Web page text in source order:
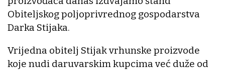
Obiteljskog poljoprivrednog gospodarstva
Darka Stijaka.
Vrijedna obitelj Stijak vrhunske proizvode
koje nudi daruvarskim kupcima već duže od